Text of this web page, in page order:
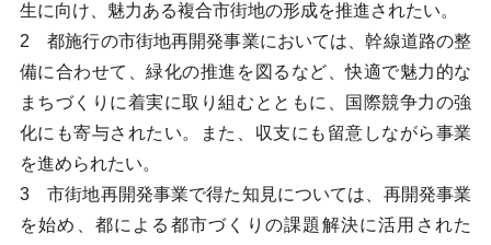
生に向け、魅力ある複合市街地の形成を推進されたい。
2 都施行の市街地再開発事業においては、幹線道路の整
備に合わせて、緑化の推進を図るなど、快適で魅力的な
まちづくりに着実に取り組むとともに、国際競争力の強
化にも寄与されたい。また、収支にも留意しながら事業
を進められたい。
3 市街地再開発事業で得た知見については、再開発事業
を始め、都による都市づくりの課題解決に活用された